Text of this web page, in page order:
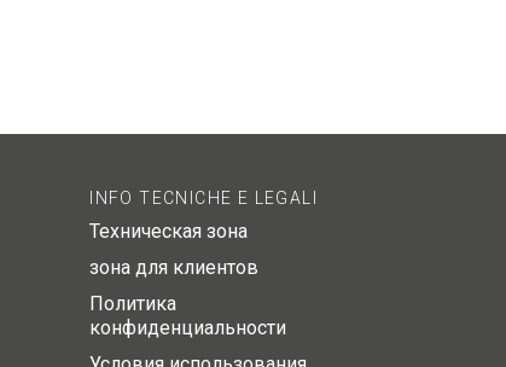
INFO TECNICHE E LEGALI
Техническая зона
зона для клиентов
Политика
конфиденциальности